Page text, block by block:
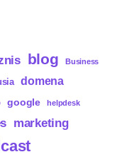
blog Business
domena
google helpdesk
marketing